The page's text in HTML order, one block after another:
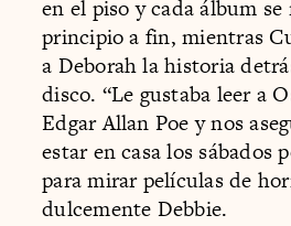
en el piso y cada álbum
principio a fin, mientras
a Deborah la historia
disco. “Le gustaba leer a
Edgar Allan Poe y nos
estar en casa los sábados
para mirar películas de
dulcemente Debbie.